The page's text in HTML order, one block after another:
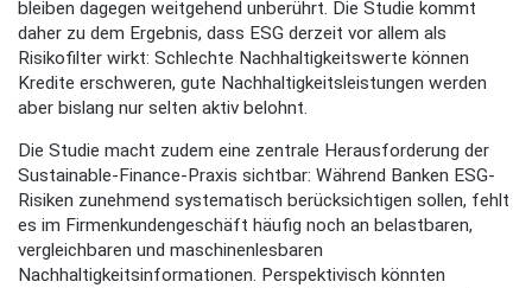
bleiben dagegen weitgehend unberührt. Die Studie kommt
daher zu dem Ergebnis, dass ESG derzeit vor allem als
Risikofilter wirkt: Schlechte Nachhaltigkeitswerte können
Kredite erschweren, gute Nachhaltigkeitsleistungen werden
aber bislang nur selten aktiv belohnt.
Die Studie macht zudem eine zentrale Herausforderung der
Sustainable-Finance-Praxis sichtbar: Während Banken ESG-
Risiken zunehmend systematisch berücksichtigen sollen, fehlt
es im Firmenkundengeschäft häufig noch an belastbaren,
vergleichbaren und maschinenlesbaren
Nachhaltigkeitsinformationen. Perspektivisch könnten